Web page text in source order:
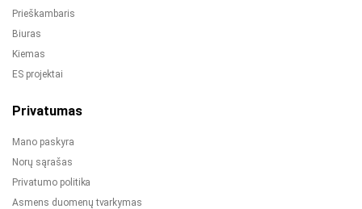
Prieškambaris
Biuras
Kiemas
ES projektai
Privatumas
Mano paskyra
Norų sąrašas
Privatumo politika
Asmens duomenų tvarkymas